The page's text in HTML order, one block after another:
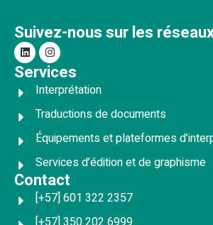
Suivez-nous sur les
Services
Interprétation
Traductions de documents
Équipements et plateformes
Services d’édition et de graphisme
Contact
[+57] 601 322 2357